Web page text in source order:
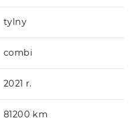
tylny
combi
2021 r.
81200 km